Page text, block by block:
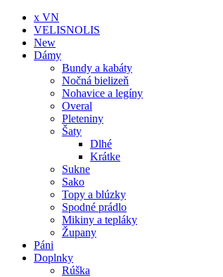
x VN
VELISNOLIS
New
Dámy
Bundy a kabáty
Nočná bielizeň
Nohavice a legíny
Overal
Pleteniny
Šaty
Dlhé
Krátke
Sukne
Sako
Topy a blúzky
Spodné prádlo
Mikiny a tepláky
Župany
Páni
Doplnky
Rúška